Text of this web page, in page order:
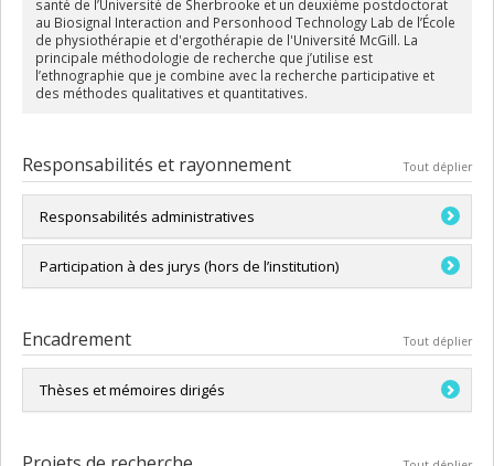
santé de l’Université de Sherbrooke et un deuxième postdoctorat
au Biosignal Interaction and Personhood Technology Lab de l’École
de physiothérapie et d'ergothérapie de l'Université McGill. La
principale méthodologie de recherche que j’utilise est
l’ethnographie que je combine avec la recherche participative et
des méthodes qualitatives et quantitatives.
Responsabilités et rayonnement Tout déplier
Responsabilités administratives
Membre du Comité antiraciste et inclusif de l'École de
conflits d’intérêts de l'École de travail social
Participation à des jurys (hors de l’institution)
travail social, UQAM
Membre du jury, mémoire Monique Sandhu, Faculty of
Medicine, University of British Columbia
Encadrement Tout déplier
Thèses et mémoires dirigés
travail social, Université de Montréal